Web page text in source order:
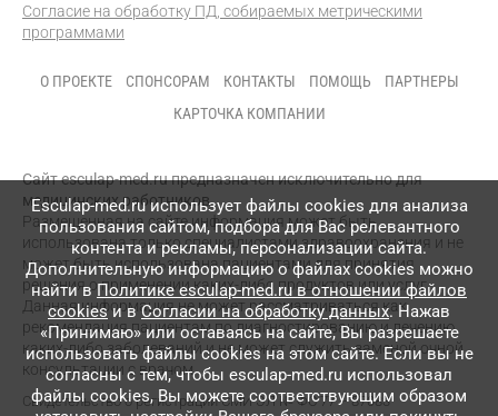
Согласие на обработку ПД, собираемых метрическими
программами
О ПРОЕКТЕ СПОНСОРАМ КОНТАКТЫ ПОМОЩЬ
ПАРТНЕРЫ
КАРТОЧКА КОМПАНИИ
Сайт esculap-med.ru предназначен исключительно для
медицинских работников.
Размещенная на сайте информация может быть
использована только специалистами здравоохранения и не
может быть использована пациентами для принятия
решения о применении каких-либо продуктов или услуг.
Данная информация не может рассматриваться как
рекомендация пациентам по диагностированию и лечению
каких-либо заболеваний и не может служить заменой очной
консультации с врачом.
Свидетельство о регистрации СМИЭЛ № ФС 77 – 87083
Esculap-med.ru использует файлы сookies для анализа
пользования сайтом, подбора для Вас релевантного
контента и рекламы, персонализации сайта.
Дополнительную информацию о файлах cookies можно
найти вПолитике esculap-med.ru в отношении файлов
cookiesи вСогласии на обработку данных. Нажав
«Принимаю» или оставаясь на сайте, Вы разрешаете
использовать файлы cookies на этом сайте. Если вы не
согласны с тем, чтобы esculap-med.ru использовал
файлы сookies, Вы можете соответствующим образом